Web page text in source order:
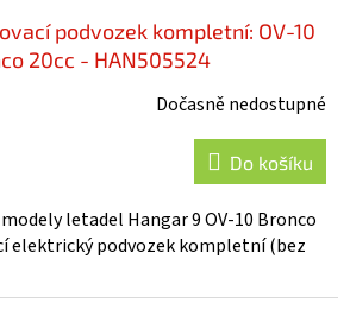
podvozek kompletní: OV-10
20cc - HAN505524
Dočasně nedostupné
Do košíku
letadel Hangar 9 OV-10 Bronco
elektrický podvozek kompletní (bez